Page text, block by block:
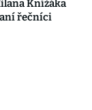
Knížáka
řečníci